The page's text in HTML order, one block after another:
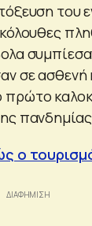
του
σε ασθενή
ο